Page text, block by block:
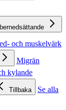
och muskelvärk
Migrän
kylande
Tillbaka
Se alla